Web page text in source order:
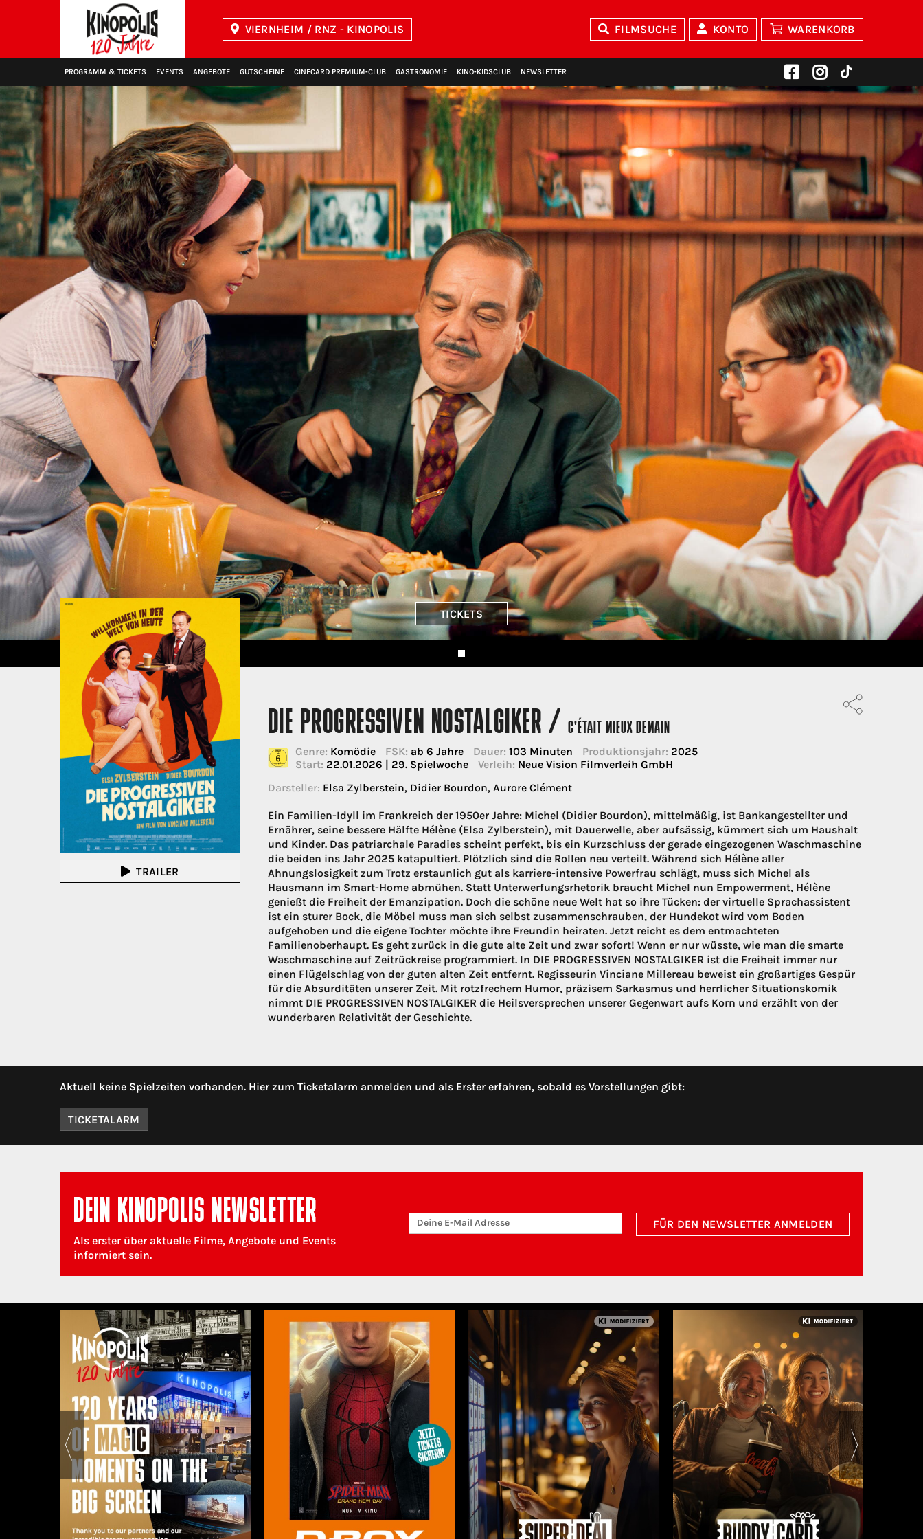
VIERNHEIM / RNZ - KINOPOLIS FILMSUCHE KONTO WARENKORB
PROGRAMM & TICKETS EVENTS ANGEBOTE GUTSCHEINE CINECARD PREMIUM‑CLUB GASTRONOMIE KINO‑KIDSCLUB NEWSLETTER
TICKETS
TRAILER
DIE PROGRESSIVEN NOSTALGIKER /C'ÉTAIT MIEUX DEMAIN
Genre: Komödie FSK: ab 6 Jahre Dauer: 103 Minuten Produktionsjahr: 2025
Start: 22.01.2026 | 29. Spielwoche Verleih: Neue Vision Filmverleih GmbH
Darsteller: Elsa Zylberstein, Didier Bourdon, Aurore Clément
Ein Familien-Idyll im Frankreich der 1950er Jahre: Michel (Didier Bourdon), mittelmäßig, ist Bankangestellter und
Ernährer, seine bessere Hälfte Hélène (Elsa Zylberstein), mit Dauerwelle, aber aufsässig, kümmert sich um Haushalt
und Kinder. Das patriarchale Paradies scheint perfekt, bis ein Kurzschluss der gerade eingezogenen Waschmaschine
die beiden ins Jahr 2025 katapultiert. Plötzlich sind die Rollen neu verteilt. Während sich Hélène aller
Ahnungslosigkeit zum Trotz erstaunlich gut als karriere-intensive Powerfrau schlägt, muss sich Michel als
Hausmann im Smart-Home abmühen. Statt Unterwerfungsrhetorik braucht Michel nun Empowerment, Hélène
genießt die Freiheit der Emanzipation. Doch die schöne neue Welt hat so ihre Tücken: der virtuelle Sprachassistent
ist ein sturer Bock, die Möbel muss man sich selbst zusammenschrauben, der Hundekot wird vom Boden
aufgehoben und die eigene Tochter möchte ihre Freundin heiraten. Jetzt reicht es dem entmachteten
Familienoberhaupt. Es geht zurück in die gute alte Zeit und zwar sofort! Wenn er nur wüsste, wie man die smarte
Waschmaschine auf Zeitrückreise programmiert. In DIE PROGRESSIVEN NOSTALGIKER ist die Freiheit immer nur
einen Flügelschlag von der guten alten Zeit entfernt. Regisseurin Vinciane Millereau beweist ein großartiges Gespür
für die Absurditäten unserer Zeit. Mit rotzfrechem Humor, präzisem Sarkasmus und herrlicher Situationskomik
nimmt DIE PROGRESSIVEN NOSTALGIKER die Heilsversprechen unserer Gegenwart aufs Korn und erzählt von der
wunderbaren Relativität der Geschichte.
Aktuell keine Spielzeiten vorhanden. Hier zum Ticketalarm anmelden und als Erster erfahren, sobald es Vorstellungen gibt:
TICKETALARM
DEIN KINOPOLIS NEWSLETTER
Als erster über aktuelle Filme, Angebote und Events
informiert sein.
FÜR DEN NEWSLETTER ANMELDEN